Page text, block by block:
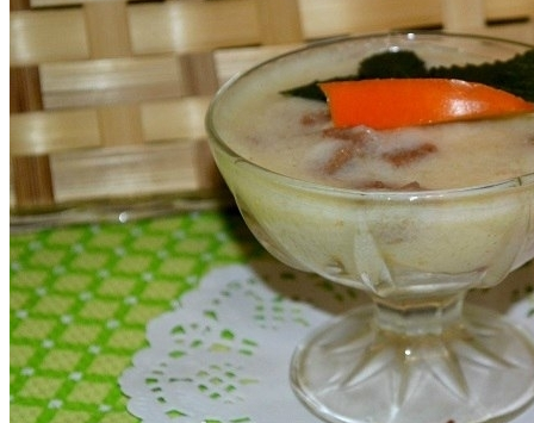
Почему Нельзя Повторно Кипятить
Воду Для Приготовления Чая Или Кофе
Как Правильно Ухаживать За Женской
Лаковой Обувью
Паста С Семгой В Сливочном Соусе